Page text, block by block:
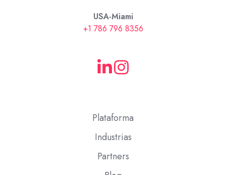
USA-Miami
+1 786 796 8356
Plataforma
Industrias
Partners